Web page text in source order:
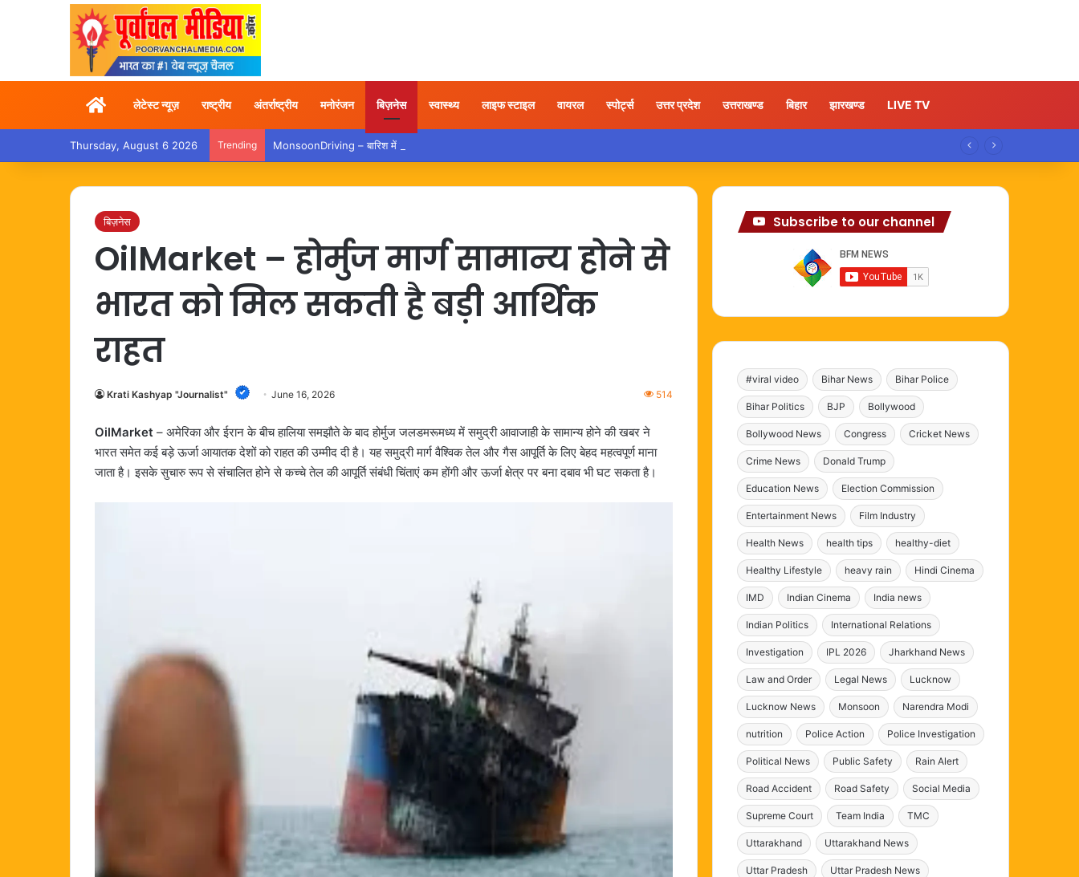
Homeलेटेस्ट न्यूज़ राष्ट्रीय अंतर्राष्ट्रीय मनोरंजन बिज़नेस स्वास्थ्य लाइफ स्टाइल वायरल स्पोर्ट्स उत्तर प्रदेश उत्तराखण्ड बिहार झारखण्ड LIVE TV
Thursday, August 6 2026 Trending MonsoonDriving – बारिश में कार चलाते समय इन गलतियों से बचना है बेहद जरूरी
बिज़नेस
OilMarket – होर्मुज मार्ग सामान्य होने से
भारत को मिल सकती है बड़ी आर्थिक
राहत
Krati Kashyap "Journalist" June 16, 2026 514
OilMarket – अमेरिका और ईरान के बीच हालिया समझौते के बाद होर्मुज जलडमरूमध्य में समुद्री आवाजाही के सामान्य होने की खबर ने
भारत समेत कई बड़े ऊर्जा आयातक देशों को राहत की उम्मीद दी है। यह समुद्री मार्ग वैश्विक तेल और गैस आपूर्ति के लिए बेहद महत्वपूर्ण माना
जाता है। इसके सुचारु रूप से संचालित होने से कच्चे तेल की आपूर्ति संबंधी चिंताएं कम होंगी और ऊर्जा क्षेत्र पर बना दबाव भी घट सकता है।
Subscribe to our channel
#viral video Bihar News Bihar Police
Bihar Politics BJP Bollywood
Bollywood News Congress Cricket News
Crime News Donald Trump
Education News Election Commission
Entertainment News Film Industry
Health News health tips healthy-diet
Healthy Lifestyle heavy rain Hindi Cinema
IMD Indian Cinema India news
Indian Politics International Relations
Investigation IPL 2026 Jharkhand News
Law and Order Legal News Lucknow
Lucknow News Monsoon Narendra Modi
nutrition Police Action Police Investigation
Political News Public Safety Rain Alert
Road Accident Road Safety Social Media
Supreme Court Team India TMC
Uttarakhand Uttarakhand News
Uttar Pradesh Uttar Pradesh News